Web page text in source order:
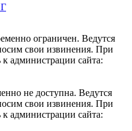
ограничен. Ведутся
свои извинения. При
к администрации сайта:
не доступна. Ведутся
свои извинения. При
к администрации сайта: